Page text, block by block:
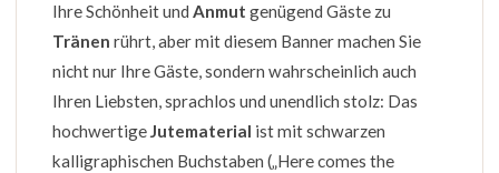
Ihre Schönheit und Anmut genügend Gäste zu
Tränen rührt, aber mit diesem Banner machen Sie
nicht nur Ihre Gäste, sondern wahrscheinlich auch
Ihren Liebsten, sprachlos und unendlich stolz: Das
hochwertigeJutematerial ist mit schwarzen
kalligraphischen Buchstaben („Here comes the